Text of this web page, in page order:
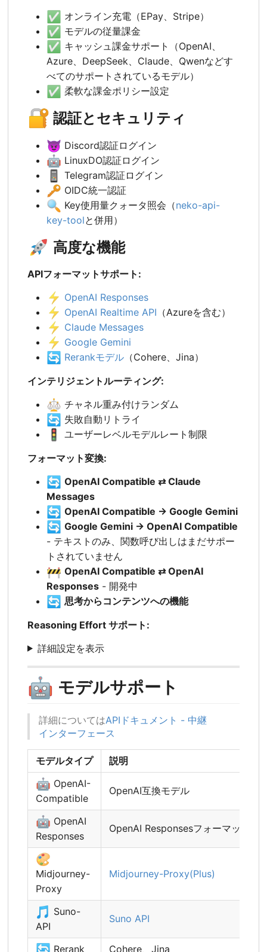
✅ オンライン充電（EPay、Stripe）
✅ モデルの従量課金
✅ キャッシュ課金サポート（OpenAI、
Azure、DeepSeek、Claude、Qwenなどす
べてのサポートされているモデル）
✅ 柔軟な課金ポリシー設定
🔐 認証とセキュリティ
😈 Discord認証ログイン
🤖 LinuxDO認証ログイン
📱 Telegram認証ログイン
🔑 OIDC統一認証
🔍 Key使用量クォータ照会（neko-api-
key-toolと併用）
🚀 高度な機能
APIフォーマットサポート:
⚡ OpenAI Responses
⚡ OpenAI Realtime API （Azureを含む）
⚡ Claude Messages
⚡ Google Gemini
🔄 Rerankモデル （Cohere、Jina）
インテリジェントルーティング:
⚖️ チャネル重み付けランダム
🔄 失敗自動リトライ
🚦
ユーザーレベルモデルレート制限
フォーマット変換:
🔄 OpenAI Compatible ⇄ Claude
Messages
🔄 OpenAI Compatible → Google Gemini
🔄 Google Gemini → OpenAI Compatible
- テキストのみ、関数呼び出しはまだサポー
トされていません
🚧 OpenAI Compatible ⇄ OpenAI
Responses - 開発中
🔄 思考からコンテンツへの機能
Reasoning Effort サポート:
詳細設定を表示
🤖 モデルサポート
詳細についてはAPIドキュメント - 中継
インターフェース
モデルタイプ 説明
🤖 OpenAI-
Compatible
OpenAI互換モデル
🤖 OpenAI
Responses
OpenAI Responsesフォーマット
🎨
Midjourney-
Proxy
Midjourney-Proxy(Plus)
🎵 Suno-
API
Suno API
Rerank Cohere、Jina